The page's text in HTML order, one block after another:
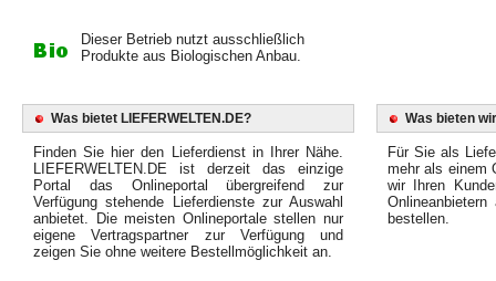
Dieser Betrieb nutzt ausschließlich
Produkte aus Biologischen Anbau.
Was bietet LIEFERWELTEN.DE?
Finden Sie hier den Lieferdienst in Ihrer Nähe.
LIEFERWELTEN.DE ist derzeit das einzige
Portal das Onlineportal übergreifend zur
Verfügung stehende Lieferdienste zur Auswahl
anbietet. Die meisten Onlineportale stellen nur
eigene Vertragspartner zur Verfügung und
zeigen Sie ohne weitere Bestellmöglichkeit an.
Was bieten
Für Sie als
mehr als einem
wir Ihren
bestellen.